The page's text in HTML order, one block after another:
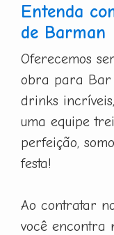
Entenda
de Barman
Oferecemos
obra para Bar
drinks
uma equipe
perfeição,
festa!
Ao contratar
você encontra